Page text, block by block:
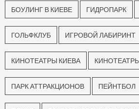
БОУЛИНГ В КИЕВЕ ГИДРОПАРК
ГОЛЬФКЛУБ ИГРОВОЙ ЛАБИРИНТ
КИНОТЕАТРЫ КИЕВА
ПАРК АТТРАКЦИОНОВ ПЕЙНТБОЛ